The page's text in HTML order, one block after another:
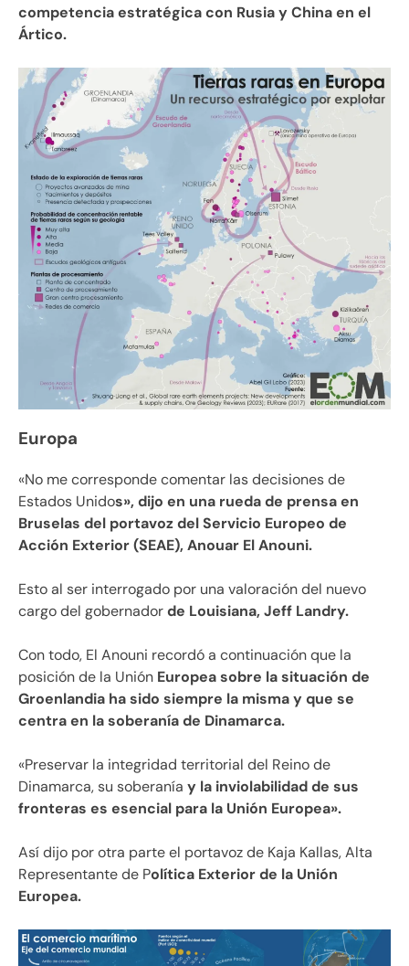
competencia estratégica con Rusia y China en el
Ártico.
Europa
«No me corresponde comentar las decisiones de
Estados Unidos», dijo en una rueda de prensa en
Bruselas del portavoz del Servicio Europeo de
Acción Exterior (SEAE), Anouar El Anouni.
Esto al ser interrogado por una valoración del nuevo
cargo del gobernadorde Louisiana, Jeff Landry.
Con todo, El Anouni recordó a continuación que la
posición de la Unión Europea sobre la situación de
Groenlandia ha sido siempre la misma y que se
centra en la soberanía de Dinamarca.
«Preservar la integridad territorial del Reino de
Dinamarca, su soberanía y la inviolabilidad de sus
fronteras es esencial para la Unión Europea».
Así dijo por otra parte el portavoz de Kaja Kallas, Alta
Representante de Política Exterior de la Unión
Europea.